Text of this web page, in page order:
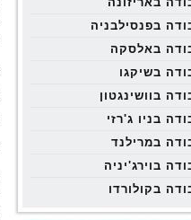
בפנסילבניה
באלסקה
בשיקגו
בוושינגטון
בניו ג'רזי
במרילנד
בוירג'יניה
בקולורדו